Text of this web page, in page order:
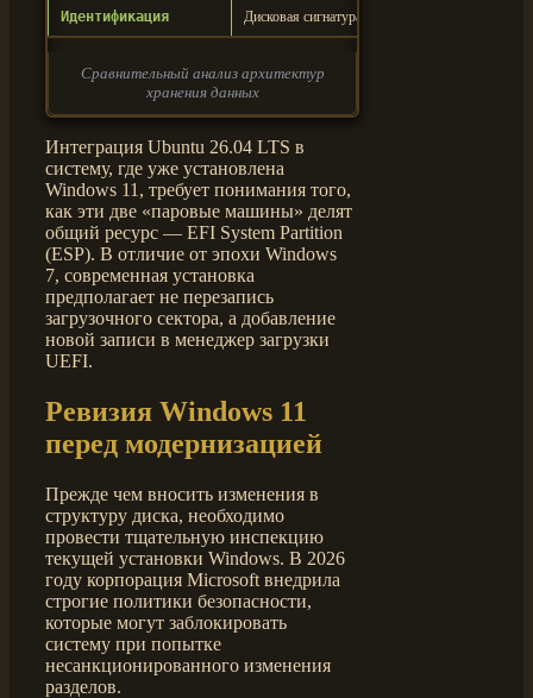
Идентификация Дисковая сигнатура (32 бита)
Сравнительный анализ архитектур
хранения данных
Интеграция Ubuntu 26.04 LTS в
систему, где уже установлена
Windows 11, требует понимания того,
как эти две «паровые машины» делят
общий ресурс — EFI System Partition
(ESP). В отличие от эпохи Windows
7, современная установка
предполагает не перезапись
загрузочного сектора, а добавление
новой записи в менеджер загрузки
UEFI.
Ревизия Windows 11
перед модернизацией
Прежде чем вносить изменения в
структуру диска, необходимо
провести тщательную инспекцию
текущей установки Windows. В 2026
году корпорация Microsoft внедрила
строгие политики безопасности,
которые могут заблокировать
систему при попытке
несанкционированного изменения
разделов.